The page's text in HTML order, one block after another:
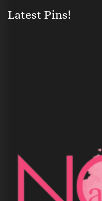
Latest Pins!